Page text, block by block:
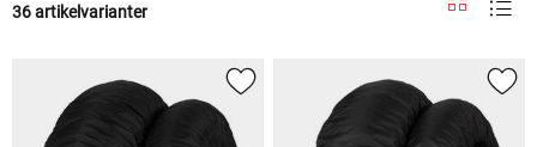
36 artikelvarianter